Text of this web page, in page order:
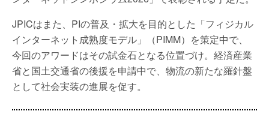
JPICはまた、PIの普及・拡大を目的とした「フィジカル
インターネット成熟度モデル」（PIMM）を策定中で、
今回のアワードはその試金石となる位置づけ。経済産業
省と国土交通省の後援を申請中で、物流の新たな羅針盤
として社会実装の進展を促す。